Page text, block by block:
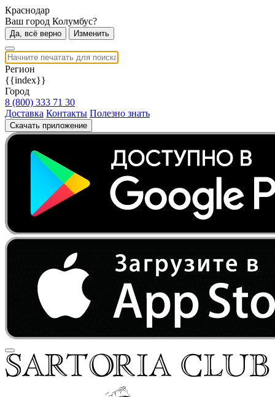
Краснодар
Ваш город Колумбус?
Да, всё верно Изменить
Регион
{{index}}
Город
8 (800) 333 71 30
Доставка Контакты Полезно знать
Скачать приложение